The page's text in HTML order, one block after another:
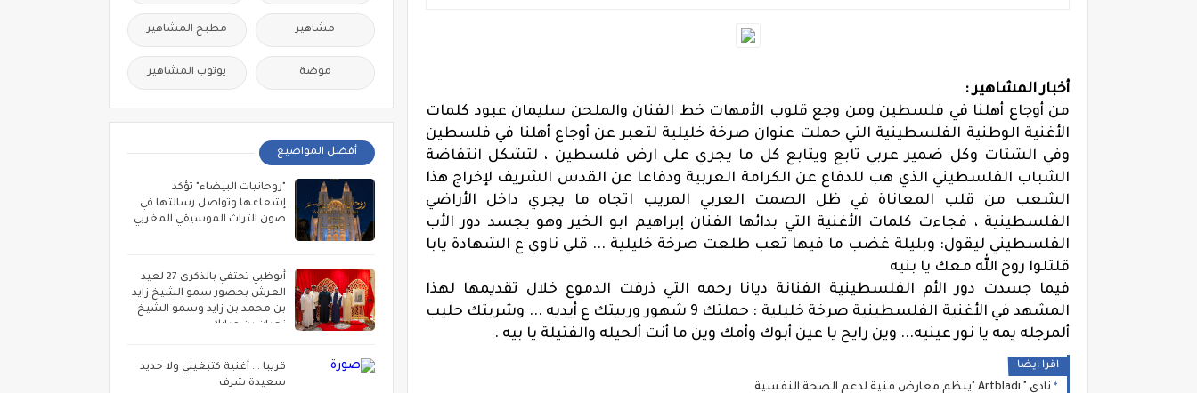
أخبار المشاهير :
من أوجاع أهلنا في فلسطين ومن وجع قلوب الأمهات خط الفنان والملحن سليمان عبود كلمات
الأغنية الوطنية الفلسطينية التي حملت عنوان صرخة خليلية لتعبر عن أوجاع أهلنا في فلسطين
وفي الشتات وكل ضمير عربي تابع ويتابع كل ما يجري على ارض فلسطين ، لتشكل انتفاضة
الشباب الفلسطيني الذي هب للدفاع عن الكرامة العربية ودفاعا عن القدس الشريف لإخراج هذا
الشعب من قلب المعاناة في ظل الصمت العربي المريب اتجاه ما يجري داخل الأراضي
الفلسطينية ، فجاءت كلمات الأغنية التي بدائها الفنان إبراهيم ابو الخير وهو يجسد دور الأب
الفلسطيني ليقول: وبليلة غضب ما فيها تعب طلعت صرخة خليلية ... قلي ناوي ع الشهادة يابا
قلتلوا روح الله معك يا بنيه
فيما جسدت دور الأم الفلسطينية الفنانة ديانا رحمه التي ذرفت الدموع خلال تقديمها لهذا
المشهد في الأغنية الفلسطينية صرخة خليلية : حملتك 9 شهور وربيتك ع أيديه ... وشربتك حليب
ألمرجله يمه يا نور عينيه... وين رايح يا عين أبوك وأمك وين ما أنت ألحيله والفتيلة يا بيه .
اقرا ايضا
نادي " Artbladi "ينظم معارض فنية لدعم الصحة النفسية
مشاهير مطبخ المشاهير
موضة يوتوب المشاهير
أفضل المواضيع
"روحانيات البيضاء" تؤكد
إشعاعها وتواصل رسالتها في
صون التراث الموسيقي المغربي
أبوظبي تحتفي بالذكرى 27 لعيد
العرش بحضور سمو الشيخ زايد
بن محمد بن زايد وسمو الشيخ
نهيان بن مبارك
قريبا ... أغنية كتبغيني ولا جديد
سعيدة شرف